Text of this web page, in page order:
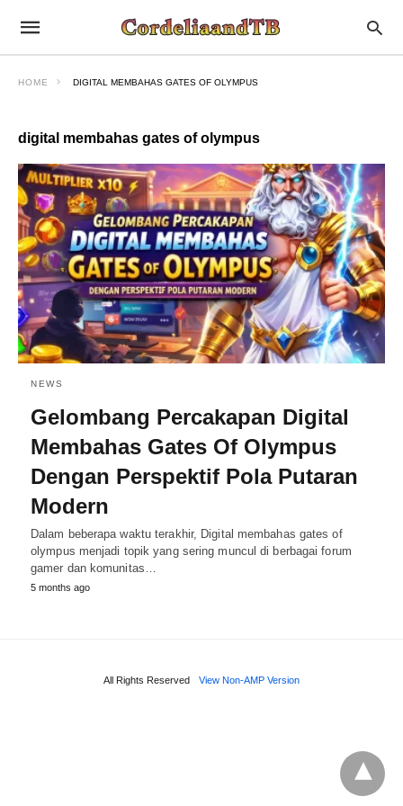
HOME DIGITAL MEMBAHAS GATES OF OLYMPUS
digital membahas gates of olympus
NEWS
Gelombang Percakapan Digital
Membahas Gates Of Olympus
Dengan Perspektif Pola Putaran
Modern
Dalam beberapa waktu terakhir, Digital membahas gates of
olympus menjadi topik yang sering muncul di berbagai forum
gamer dan komunitas…
5 months ago
All Rights Reserved View Non-AMP Version